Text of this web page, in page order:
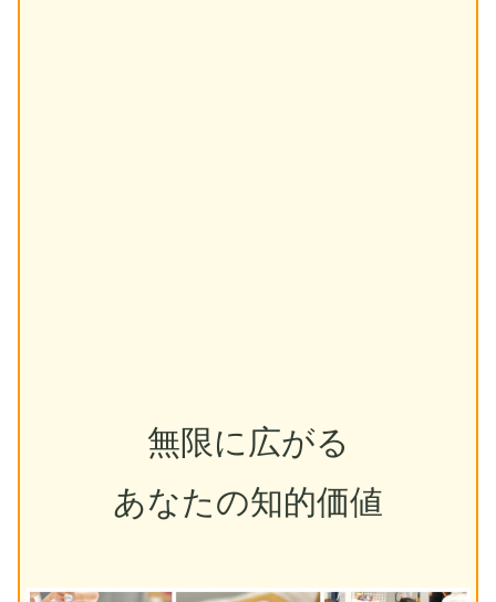
無限に広がる
あなたの知的価値